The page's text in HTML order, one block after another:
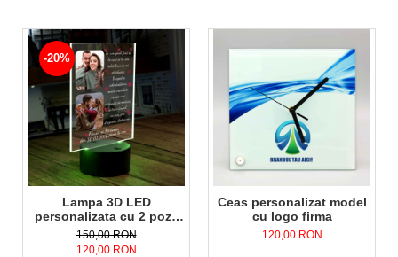
-20%
Lampa 3D LED
personalizata cu 2 poze
nume,data si text Te-am
gasit fara sa te caut..
150,00 RON
120,00 RON
Ceas personalizat model
cu logo firma
120,00 RON